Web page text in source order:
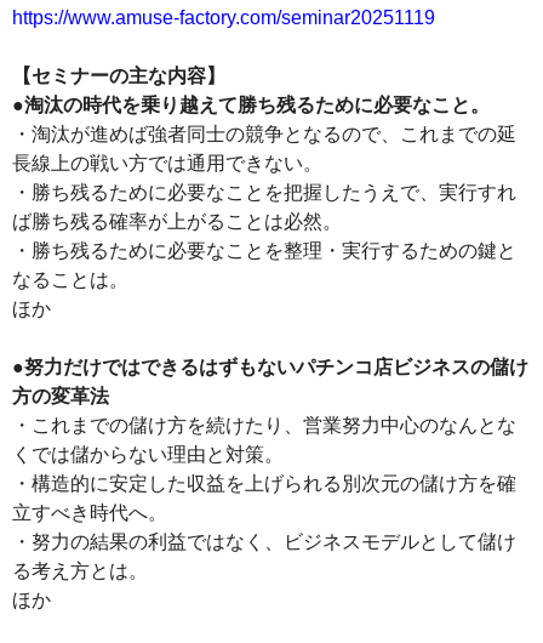
https://www.amuse-factory.com/seminar20251119
【セミナーの主な内容】
●淘汰の時代を乗り越えて勝ち残るために必要なこと。
・淘汰が進めば強者同士の競争となるので、これまでの延
長線上の戦い方では通用できない。
・勝ち残るために必要なことを把握したうえで、実行すれ
ば勝ち残る確率が上がることは必然。
・勝ち残るために必要なことを整理・実行するための鍵と
なることは。
ほか
●努力だけではできるはずもないパチンコ店ビジネスの儲け
方の変革法
・これまでの儲け方を続けたり、営業努力中心のなんとな
くでは儲からない理由と対策。
・構造的に安定した収益を上げられる別次元の儲け方を確
立すべき時代へ。
・努力の結果の利益ではなく、ビジネスモデルとして儲け
る考え方とは。
ほか